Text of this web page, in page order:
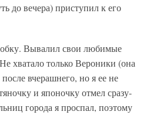
до вечера) приступил к его
Вывалил свои любимые
хватало только Вероники (она
вчерашнего, но я ее не
и японочку отмел сразу-
города я проспал, поэтому